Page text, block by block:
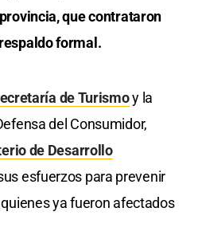
que contrataron
formal.
de Turismoy la
del Consumidor,
de Desarrollo
esfuerzos para prevenir
ya fueron afectados